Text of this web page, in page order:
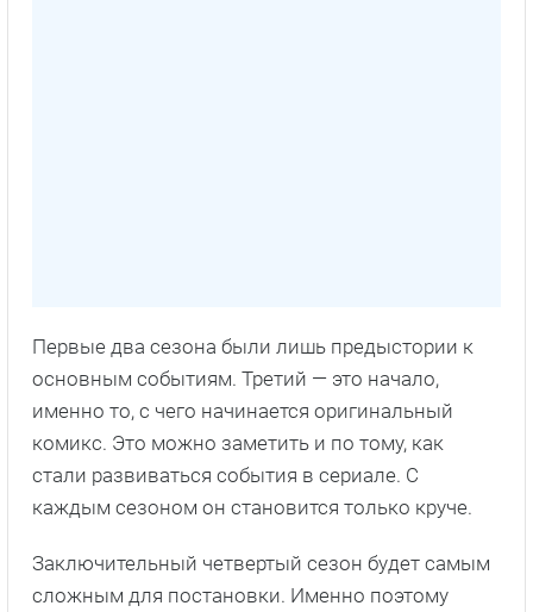
Первые два сезона были лишь предыстории к
основным событиям. Третий — это начало,
именно то, с чего начинается оригинальный
комикс. Это можно заметить и по тому, как
стали развиваться события в сериале. С
каждым сезоном он становится только круче.
Заключительный четвертый сезон будет самым
сложным для постановки. Именно поэтому